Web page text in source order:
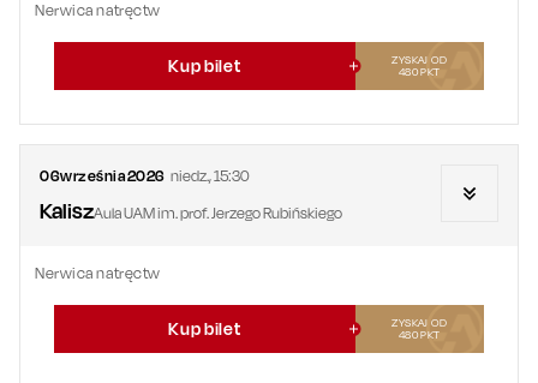
Nerwica natręctw
Kup bilet
ZYSKAJ OD
480PKT
06września2026 niedz.,15:30
KaliszAula UAM im. prof. Jerzego Rubińskiego
Nerwica natręctw
Kup bilet
ZYSKAJ OD
480PKT